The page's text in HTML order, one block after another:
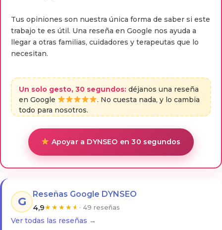
Tus opiniones son nuestra única forma de saber si este
trabajo te es útil. Una reseña en Google nos ayuda a
llegar a otras familias, cuidadores y terapeutas que lo
necesitan.
Un solo gesto, 30 segundos: déjanos una reseña
en Google
. No cuesta nada, y lo cambia
todo para nosotros.
Apoyar a DYNSEO en 30 segundos
G
Reseñas Google DYNSEO
4,9★★★★★ · 49 reseñas
Ver todas las reseñas →